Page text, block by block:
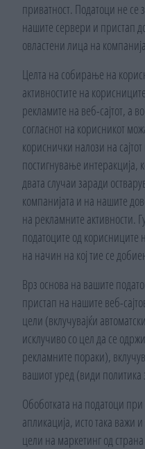
приватност. Податоци не се
нашите сервери и пристап
овластени лица на
Целта на собирање на
активностите на
рекламите на веб-сајтот, а
согласнот на корисникот
кориснички налози на
постигнување интеракција,
двата случаи заради
компанијата и на нашите
на рекламните активности.
податоците од корисниците
на начин на кој тие се
Врз основа на вашите
пристап на нашите веб-
цели (вклучувајќи
исклучиво со цел да се
рекламните пораки),
вашиот уред (види
Обоботката на податоци
апликација, исто така важи
цели на маркетинг од